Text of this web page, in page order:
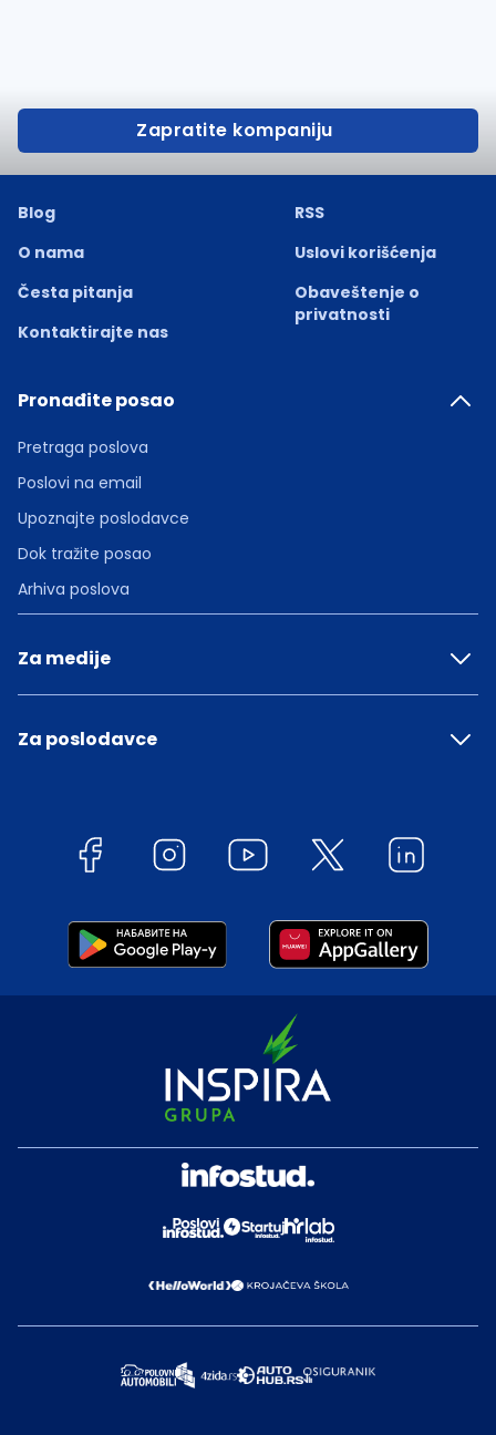
Zapratite kompaniju
Blog
O nama
Česta pitanja
Kontaktirajte nas
RSS
Uslovi korišćenja
Obaveštenje o
privatnosti
Pronađite posao
Pretraga poslova
Poslovi na email
Upoznajte poslodavce
Dok tražite posao
Arhiva poslova
Za medije
Za poslodavce